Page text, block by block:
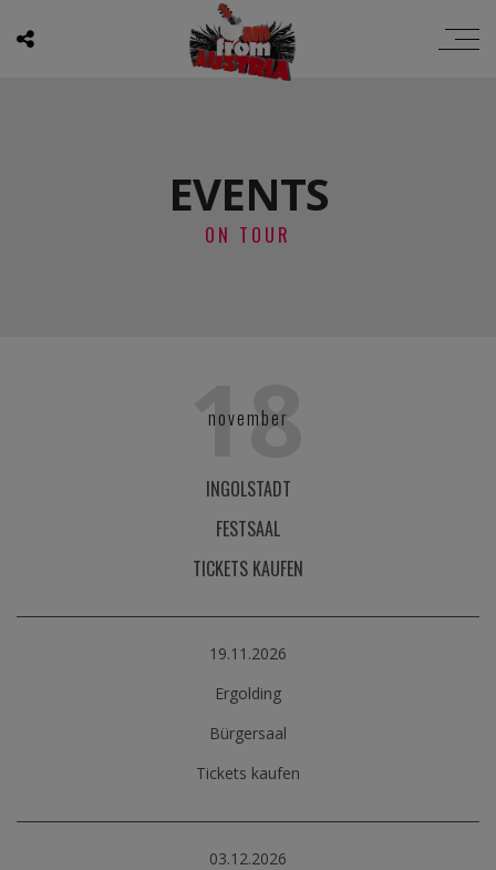
EVENTS
ON TOUR
18
november
INGOLSTADT
FESTSAAL
TICKETS KAUFEN
19.11.2026
Ergolding
Bürgersaal
Tickets kaufen
03.12.2026